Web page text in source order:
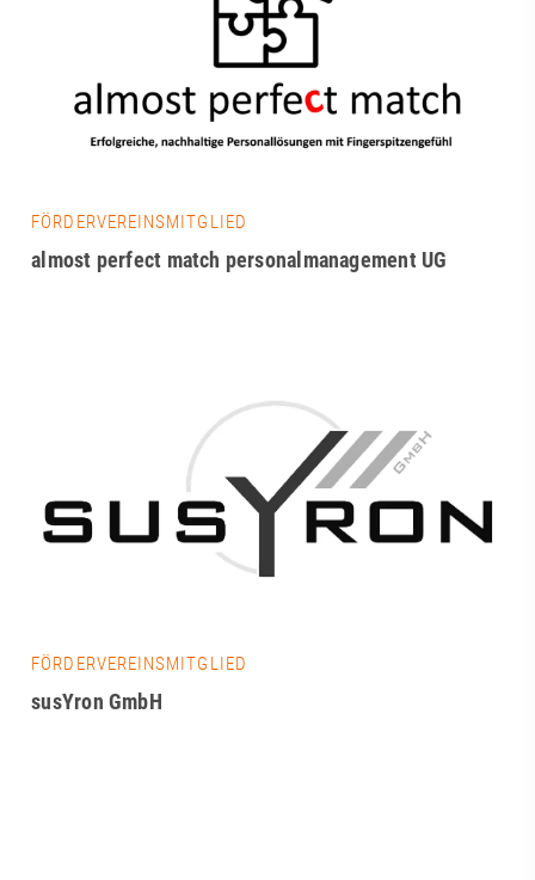
FÖRDERVEREINSMITGLIED
almost perfect match personalmanagement UG
FÖRDERVEREINSMITGLIED
susYron GmbH